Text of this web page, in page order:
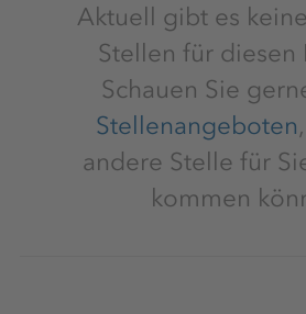
Aktuell gibt es
Stellen für diesen
Schauen Sie
Stellenangeboten
andere Stelle für
kommen